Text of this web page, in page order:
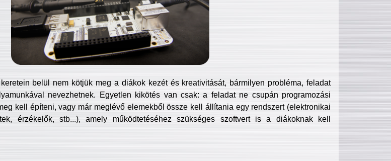
belül nem kötjük meg a diákok kezét és kreativitását, bármilyen probléma, feladat
nevezhetnek. Egyetlen kikötés van csak: a feladat ne csupán programozási
kell építeni, vagy már meglévő elemekből össze kell állítania egy rendszert (elektronikai
érzékelők, stb...), amely működtetéséhez szükséges szoftvert is a diákoknak kell